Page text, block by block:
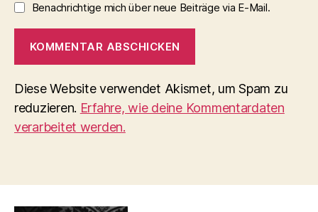
Benachrichtige mich über neue Beiträge via E-Mail.
Diese Website verwendet Akismet, um Spam zu
reduzieren. Erfahre, wie deine Kommentardaten
verarbeitet werden.